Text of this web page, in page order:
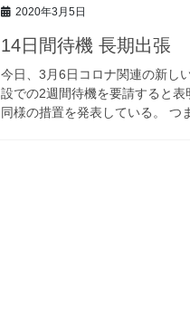
2020年3月5日
14日間待機 長期出張
今日、3月6日コロナ関連の新し
設での2週間待機を要請すると
同様の措置を発表している。